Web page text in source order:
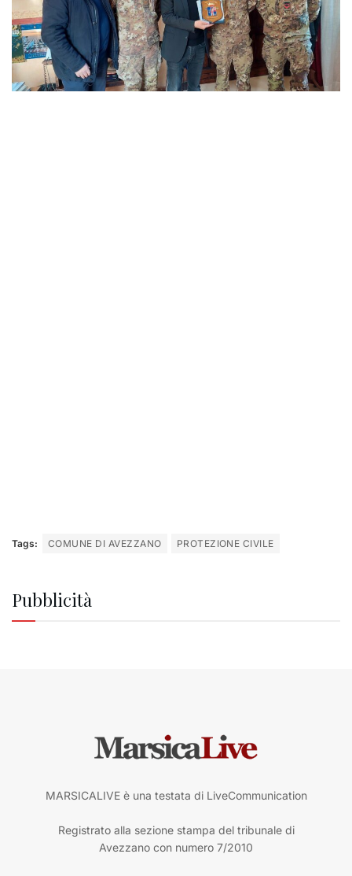
Tags: COMUNE DI AVEZZANO PROTEZIONE CIVILE
Pubblicità
MARSICALIVE è una testata di LiveCommunication
Registrato alla sezione stampa del tribunale di
Avezzano con numero 7/2010